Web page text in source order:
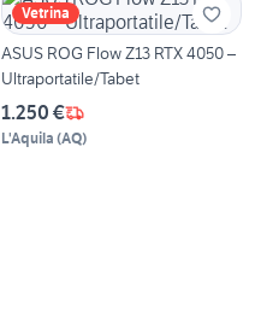
Vetrina
ASUS ROG Flow Z13 RTX 4050 –
Ultraportatile/Tabet
1.250 €
L'Aquila (AQ)